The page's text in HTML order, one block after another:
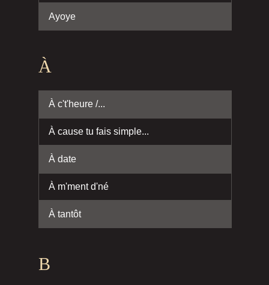
Ayoye
À
À c't'heure /...
À cause tu fais simple...
À date
À m'ment d'né
À tantôt
B